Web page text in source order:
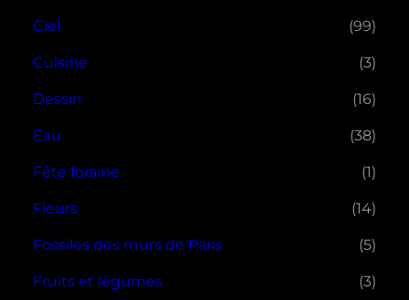
Ciel (99)
Cuisine (3)
Dessin (16)
Eau (38)
Fête foraine (1)
Fleurs (14)
Fossiles des murs de Paris (5)
Fruits et légumes (3)